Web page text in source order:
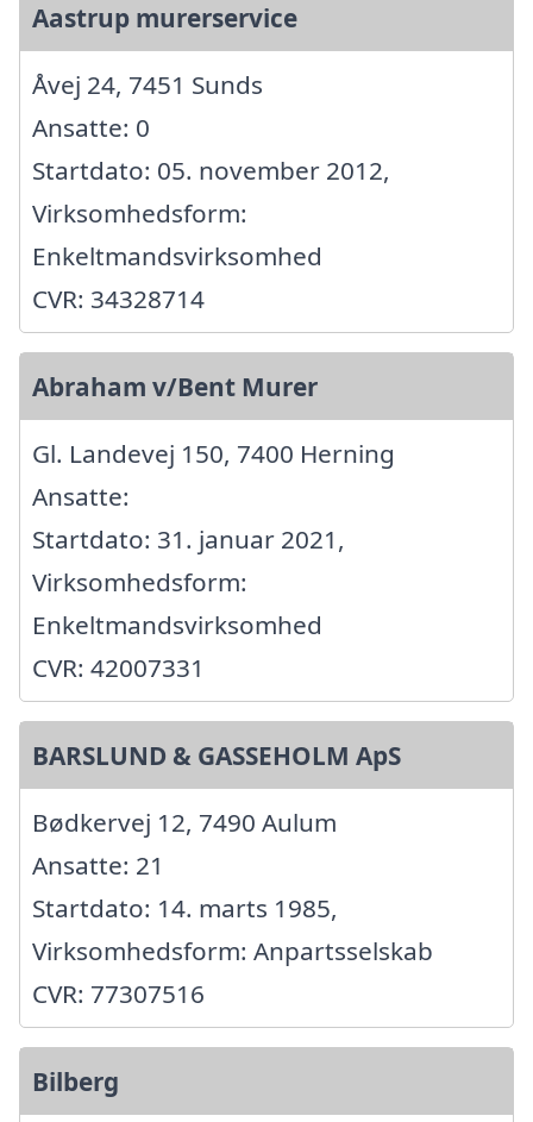
Aastrup murerservice
Åvej 24, 7451 Sunds
Ansatte: 0
Startdato: 05. november 2012,
Virksomhedsform:
Enkeltmandsvirksomhed
CVR: 34328714
Abraham v/Bent Murer
Gl. Landevej 150, 7400 Herning
Ansatte:
Startdato: 31. januar 2021,
Virksomhedsform:
Enkeltmandsvirksomhed
CVR: 42007331
BARSLUND & GASSEHOLM ApS
Bødkervej 12, 7490 Aulum
Ansatte: 21
Startdato: 14. marts 1985,
Virksomhedsform: Anpartsselskab
CVR: 77307516
Bilberg